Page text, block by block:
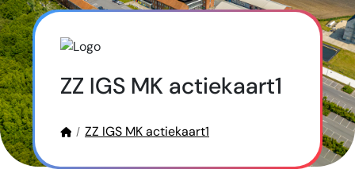
ZZ IGS MK actiekaart1
ZZ IGS MK actiekaart1